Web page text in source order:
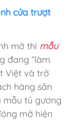
cửa trượt
mở thì mẫu
đang “làm
Việt và trở
hàng săn
mẫu tủ gương
mở hiện